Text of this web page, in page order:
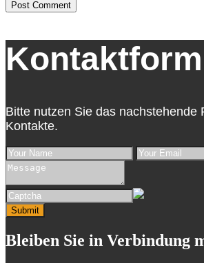
Bitte nutzen Sie das nachstehende
Kontakte.
Submit
Bleiben Sie in Verbindung